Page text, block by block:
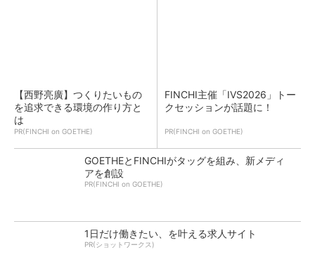
【西野亮廣】つくりたいもの
を追求できる環境の作り方と
は
PR(FINCHI on GOETHE)
FINCHI主催「IVS2026」トー
クセッションが話題に！
PR(FINCHI on GOETHE)
GOETHEとFINCHIがタッグを組み、新メディ
アを創設
PR(FINCHI on GOETHE)
1日だけ働きたい、を叶える求人サイト
PR(ショットワークス)